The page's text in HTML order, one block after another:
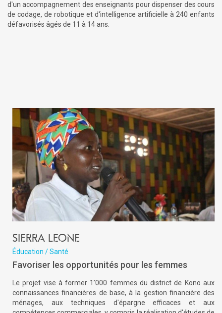
d'un accompagnement des enseignants pour dispenser des cours
de codage, de robotique et d'intelligence artificielle à 240 enfants
défavorisés âgés de 11 à 14 ans.
Sierra Leone
Éducation / Santé
Favoriser les opportunités pour les femmes
Le projet vise à former 1’000 femmes du district de Kono aux
connaissances financières de base, à la gestion financière des
ménages, aux techniques d'épargne efficaces et aux